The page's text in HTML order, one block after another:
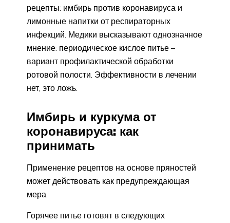
рецепты: имбирь против коронавируса и
лимонные напитки от респираторных
инфекций. Медики высказывают однозначное
мнение: периодическое кислое питье –
вариант профилактической обработки
ротовой полости. Эффективности в лечении
нет, это ложь.
Имбирь и куркума от
коронавируса: как
принимать
Применение рецептов на основе пряностей
может действовать как предупреждающая
мера.
Горячее питье готовят в следующих